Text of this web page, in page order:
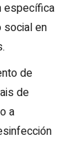
específica
en
de
de
a